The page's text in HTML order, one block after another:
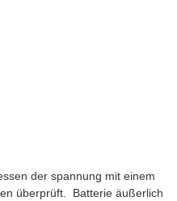
der spannung mit einem
überprüft. Batterie äußerlich